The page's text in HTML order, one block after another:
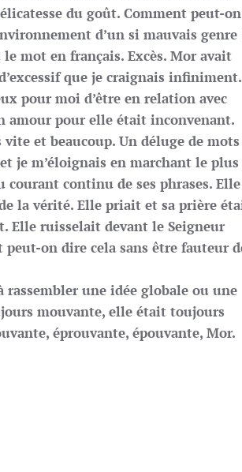
du goût. Comment peut-on
d’un si mauvais genre
le mot en français. Excès. Mor avait
que je craignais infiniment.
pour moi d’être en relation avec
amour pour elle était inconvenant.
et beaucoup. Un déluge de mots
je m’éloignais en marchant le plus
courant continu de ses phrases. Elle
la vérité. Elle priait et sa prière
Elle ruisselait devant le Seigneur
peut-on dire cela sans être fauteur
rassembler une idée globale ou une
mouvante, elle était toujours
éprouvante, épouvante, Mor.